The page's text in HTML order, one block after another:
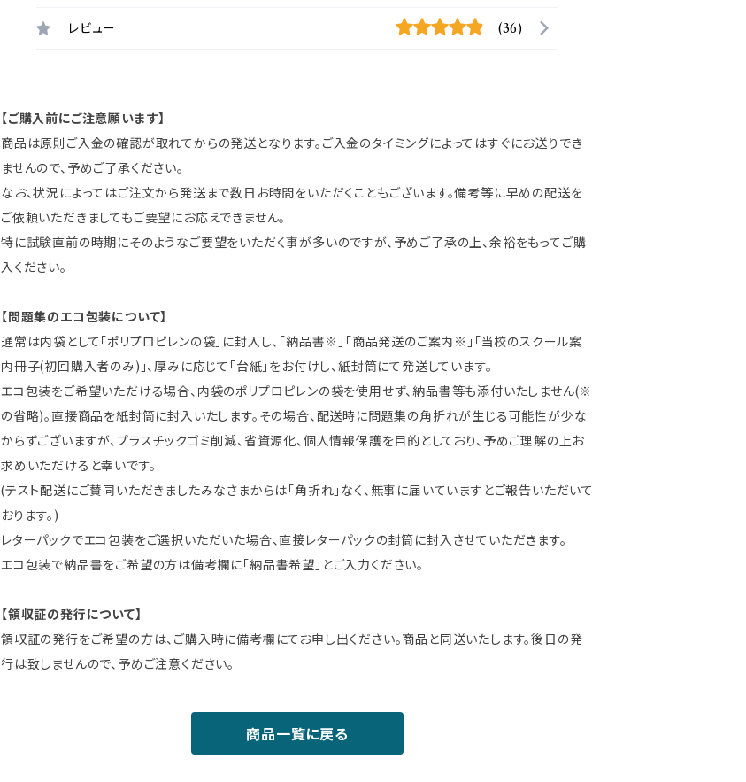
レビュー (36)
【ご購入前にご注意願います】
商品は原則ご入金の確認が取れてからの発送となります。ご入金のタイミングによってはすぐにお送りでき
ませんので、予めご了承ください。
なお、状況によってはご注文から発送まで数日お時間をいただくこともございます。備考等に早めの配送を
ご依頼いただきましてもご要望にお応えできません。
特に試験直前の時期にそのようなご要望をいただく事が多いのですが、予めご了承の上、余裕をもってご購
入ください。
【問題集のエコ包装について】
通常は内袋として「ポリプロピレンの袋」に封入し、「納品書※」「商品発送のご案内※」「当校のスクール案
内冊子(初回購入者のみ)」、厚みに応じて「台紙」をお付けし、紙封筒にて発送しています。
エコ包装をご希望いただける場合、内袋のポリプロピレンの袋を使用せず、納品書等も添付いたしません(※
の省略)。直接商品を紙封筒に封入いたします。その場合、配送時に問題集の角折れが生じる可能性が少な
からずございますが、プラスチックゴミ削減、省資源化、個人情報保護を目的としており、予めご理解の上お
求めいただけると幸いです。
(テスト配送にご賛同いただきましたみなさまからは「角折れ」なく、無事に届いていますとご報告いただいて
おります。)
レターパックでエコ包装をご選択いただいた場合、直接レターパックの封筒に封入させていただきます。
エコ包装で納品書をご希望の方は備考欄に「納品書希望」とご入力ください。
【領収証の発行について】
領収証の発行をご希望の方は、ご購入時に備考欄にてお申し出ください。商品と同送いたします。後日の発
行は致しませんので、予めご注意ください。
商品一覧に戻る